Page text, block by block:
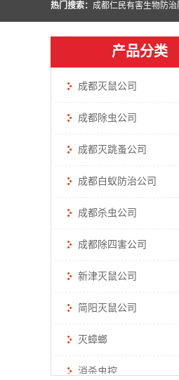
热门搜索：
产品分类
成都灭鼠公司
成都除虫公司
成都灭跳蚤公司
成都白蚁防治公司
成都杀虫公司
成都除四害公司
新津灭鼠公司
简阳灭鼠公司
灭蟑螂
消杀虫控